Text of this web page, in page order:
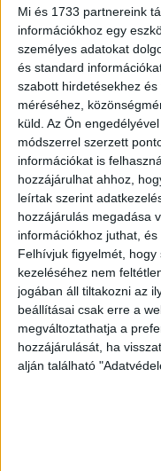
Mi és 1733 partnereink
információkhoz egy
személyes adatokat
és standard
szabott hirdetésekhez
méréséhez,
küld. Az Ön
módszerrel szerzett
információkat is
hozzájárulhat ahhoz,
leírtak szerint
hozzájárulás megadása
információkhoz juthat,
Felhívjuk figyelmét,
kezeléséhez nem
jogában áll tiltakozni az
beállításai csak erre a
megváltoztathatja a
hozzájárulását, ha
alján található
Gormant – akit
legendás színészt,
HIKARI és Stephen
Vaisman és Julia
valamint Yamaguchi
A HIKARI
Searchlight Pictures
kritikusok körében is
Nemzetközi
követően számos
chicagói, woodstocki,
filmfesztiválokon. A
(Clayton Davis,
humorosnak” (Frank
méltatták. A Rotten
minősítést kapott